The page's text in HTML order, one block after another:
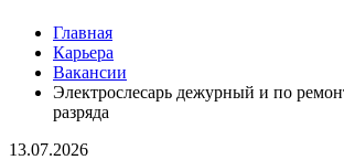
Главная
Карьера
Вакансии
Электрослесарь дежурный и по
разряда
13.07.2026